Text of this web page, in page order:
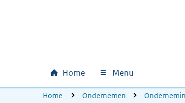
Hoofdnavigatie
Home Menu
U bevindt zich hier:
Home Ondernemen